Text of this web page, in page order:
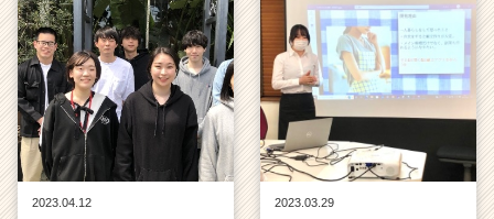
2023.04.12
2023.03.29